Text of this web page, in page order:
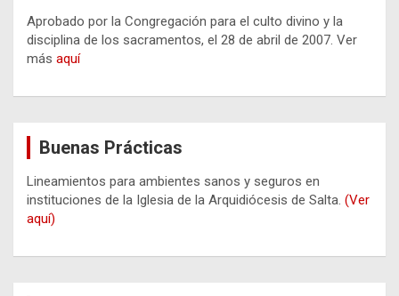
Aprobado por la Congregación para el culto divino y la
disciplina de los sacramentos, el 28 de abril de 2007. Ver
más aquí
Buenas Prácticas
Lineamientos para ambientes sanos y seguros en
instituciones de la Iglesia de la Arquidiócesis de Salta. (Ver
aquí)